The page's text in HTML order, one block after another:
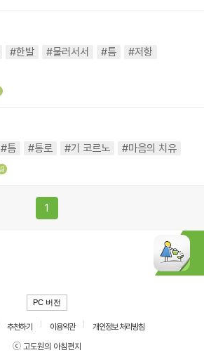
#한발 #물러서서 #틈
#저항
#틈 #통로 #기 코르노 #마음의 치유
1
PC 버전
추천하기 이용약관
개인정보 처리방침
ⓒ 고도원의 아침편지